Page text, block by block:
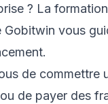
? La
Gobitwin vous
de commettre
de payer des